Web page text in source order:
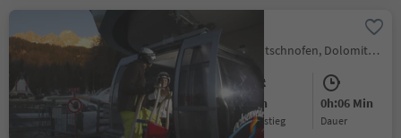
Ochsenweide
Obereggen, Deutschnofen, Dolomitenregion Eggental
0 m
Aufstieg
0h:06 Min
Dauer